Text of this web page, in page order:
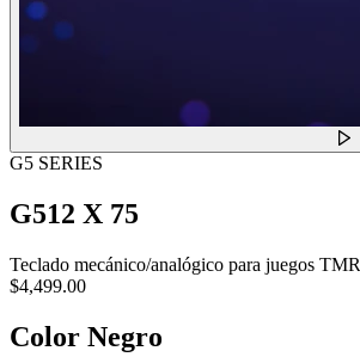
G5 SERIES
G512 X 75
Teclado mecánico/analógico para juegos TMR
$4,499.00
Color Negro